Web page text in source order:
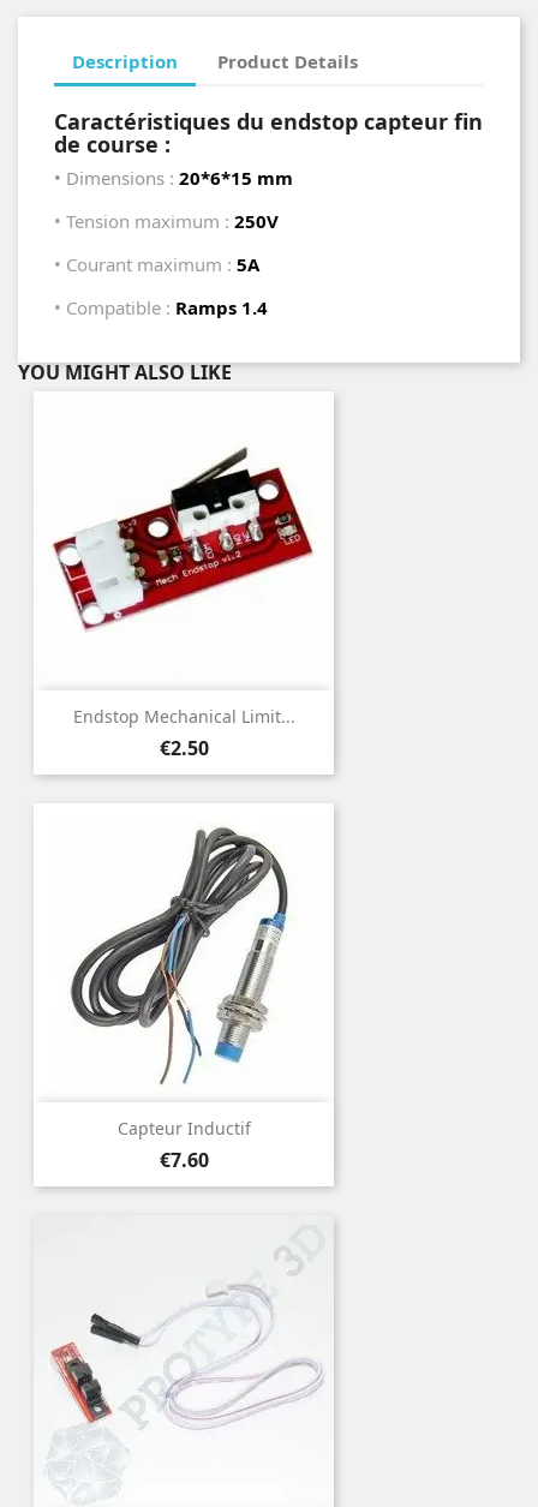
Description Product Details
Caractéristiques du endstop capteur fin
de course :
• Dimensions : 20*6*15 mm
• Tension maximum : 250V
• Courant maximum : 5A
• Compatible : Ramps 1.4
YOU MIGHT ALSO LIKE
Endstop Mechanical Limit...
Price
€2.50
Capteur Inductif
Price
€7.60